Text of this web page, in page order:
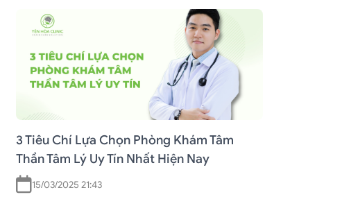
3 Tiêu Chí Lựa Chọn Phòng Khám Tâm
Thần Tâm Lý Uy Tín Nhất Hiện Nay
15/03/2025 21:43